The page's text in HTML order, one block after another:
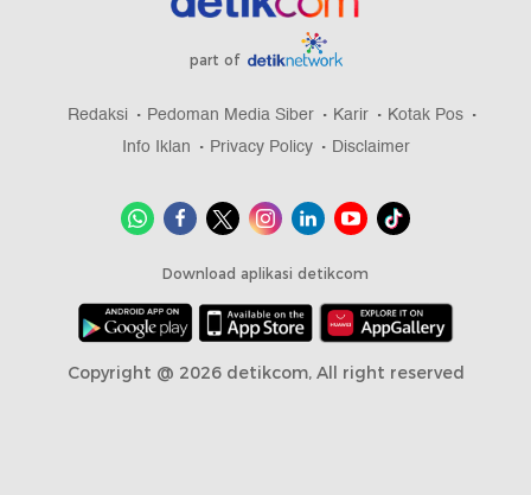
part of
Redaksi Pedoman Media Siber Karir
Kotak Pos
Info Iklan
Privacy Policy Disclaimer
Download aplikasi detikcom
Copyright @ 2026 detikcom, All right reserved